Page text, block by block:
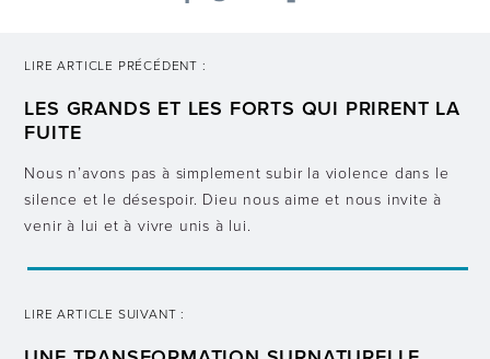
LIRE ARTICLE PRÉCÉDENT :
LES GRANDS ET LES FORTS QUI PRIRENT LA
FUITE
Nous n’avons pas à simplement subir la violence dans le
silence et le désespoir. Dieu nous aime et nous invite à
venir à lui et à vivre unis à lui.
LIRE ARTICLE SUIVANT :